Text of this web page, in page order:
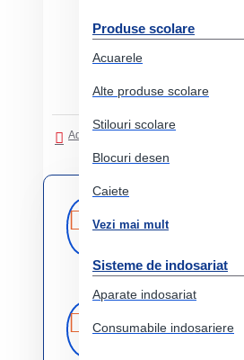
Produse scolare
Acuarele
Alte produse scolare
Stilouri scolare
Blocuri desen
Caiete
Vezi mai mult
Sisteme de indosariat
Aparate indosariat
Consumabile indosariere
Adaugati in Lista de dorinte
rapida
produs in 14